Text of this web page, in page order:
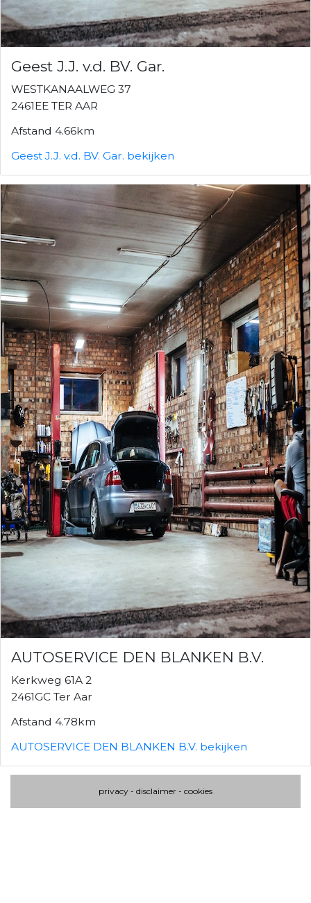
Geest J.J. v.d. BV. Gar.
WESTKANAALWEG 37
2461EE TER AAR
Afstand 4.66km
Geest J.J. v.d. BV. Gar. bekijken
AUTOSERVICE DEN BLANKEN B.V.
Kerkweg 61A 2
2461GC Ter Aar
Afstand 4.78km
AUTOSERVICE DEN BLANKEN B.V. bekijken
privacy - disclaimer - cookies